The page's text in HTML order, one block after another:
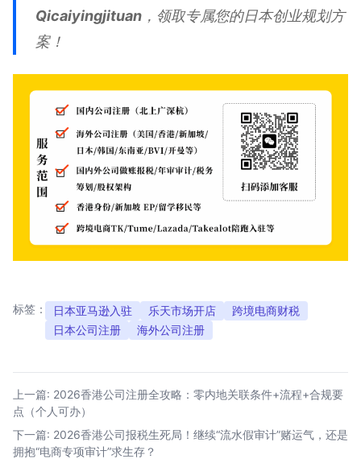
Qicaiyingjituan ，领取专属您的日本创业规划方
案！
标签： 日本亚马逊入驻 乐天市场开店
跨境电商财税
日本公司注册
海外公司注册
章
导
航
下一篇: 2026香港公司报税生死局！继续“流水假审计”赌运气，还是
拥抱“电商专项审计”求生存？
上一篇: 2026香港公司注册全攻略：零内地关联条件+流程+合规要
点（个人可办）